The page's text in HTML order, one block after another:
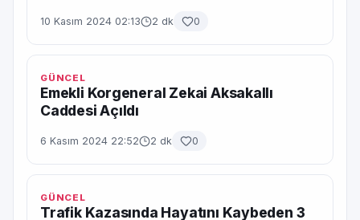
10 Kasım 2024 02:13 2 dk 0
GÜNCEL
Emekli Korgeneral Zekai Aksakallı
Caddesi Açıldı
6 Kasım 2024 22:52 2 dk 0
GÜNCEL
Trafik Kazasında Hayatını Kaybeden 3